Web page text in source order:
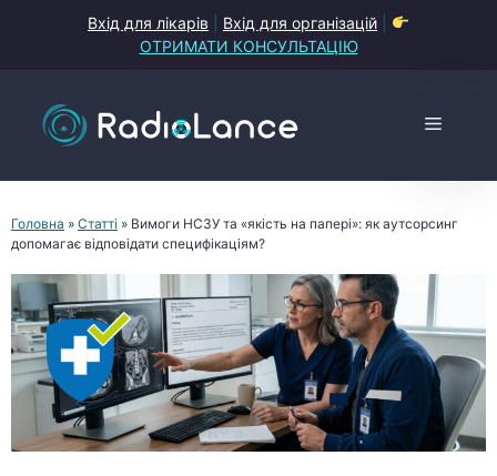
Вхід для лікарів Вхід для організацій
ОТРИМАТИ КОНСУЛЬТАЦІЮ
Меню
Головна » Статті » Вимоги НСЗУ та «якість на папері»: як аутсорсинг
допомагає відповідати специфікаціям?